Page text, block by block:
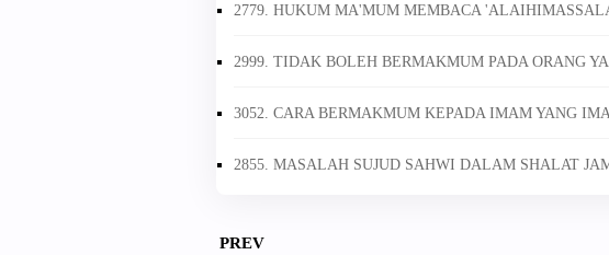
2779. HUKUM MA'MUM MEMBACA
2999. TIDAK BOLEH BERMAKMUM PADA ORANG
3052. CARA BERMAKMUM KEPADA IMAM YANG
2855. MASALAH SUJUD SAHWI DALAM SHALAT
PREV